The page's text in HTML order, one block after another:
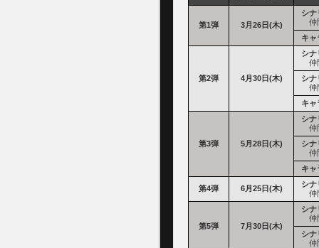
第1弾 3月26日(木)
シナ
仲
キャ
第2弾 4月30日(木)
シ
仲
シ
仲
キャ
第3弾 5月28日(木)
シ
仲
シ
仲
キャ
第4弾 6月25日(木)
シ
仲
第5弾 7月30日(木)
シ
仲
シ
仲